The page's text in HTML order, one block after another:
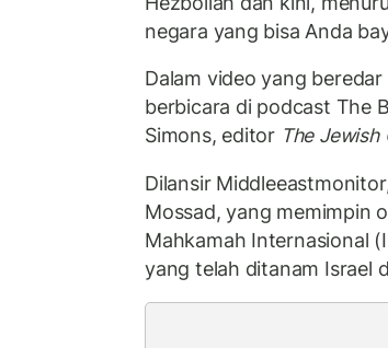
negara yang bisa Anda
Dalam video yang
berbicara di podcast The
Simons, editor The Jewish
Dilansir
Mossad, yang memimpin
Mahkamah Internasional
yang telah ditanam Israel